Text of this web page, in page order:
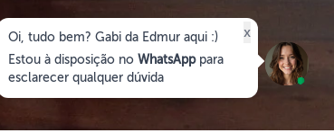
x
Oi, tudo bem? Gabi da Edmur aqui :)
Estou à disposição no WhatsApppara
esclarecer qualquer dúvida